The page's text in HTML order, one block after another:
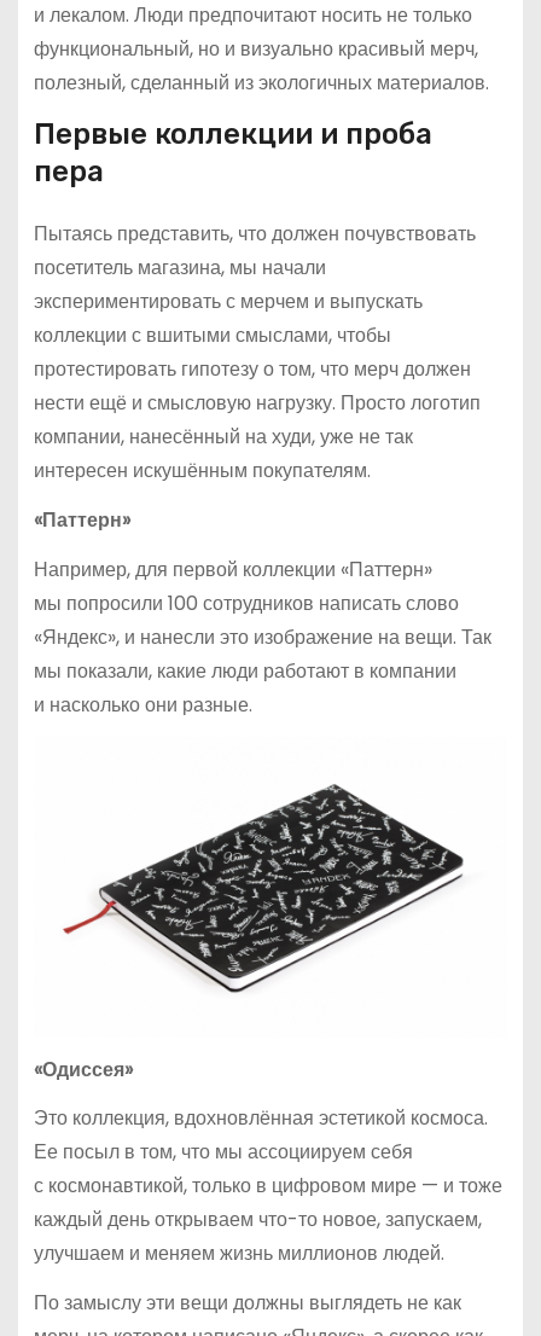
и лекалом. Люди предпочитают носить не только
функциональный, но и визуально красивый мерч,
полезный, сделанный из экологичных материалов.
Первые коллекции и проба
пера
Пытаясь представить, что должен почувствовать
посетитель магазина, мы начали
экспериментировать с мерчем и выпускать
коллекции с вшитыми смыслами, чтобы
протестировать гипотезу о том, что мерч должен
нести ещё и смысловую нагрузку. Просто логотип
компании, нанесённый на худи, уже не так
интересен искушённым покупателям.
«Паттерн»
Например, для первой коллекции «Паттерн»
мы попросили 100 сотрудников написать слово
«Яндекс», и нанесли это изображение на вещи. Так
мы показали, какие люди работают в компании
и насколько они разные.
«Одиссея»
Это коллекция, вдохновлённая эстетикой космоса.
Ее посыл в том, что мы ассоциируем себя
с космонавтикой, только в цифровом мире — и тоже
каждый день открываем что-то новое, запускаем,
улучшаем и меняем жизнь миллионов людей.
По замыслу эти вещи должны выглядеть не как